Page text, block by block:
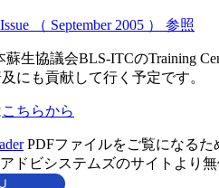
（ September 2005 ） 参照
蘇生協議会BLS-ITCのTraining
にも貢献して行く予定です。
こちらから
PDFファイルをご覧になるた
アドビシステムズのサイトより